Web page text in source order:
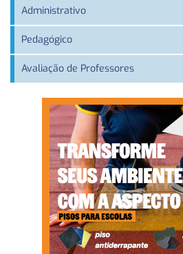
Administrativo
Pedagógico
Avaliação de Professores